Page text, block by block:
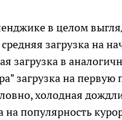
в целом
загрузка на
загрузка в
загрузка на
холодная
популярность